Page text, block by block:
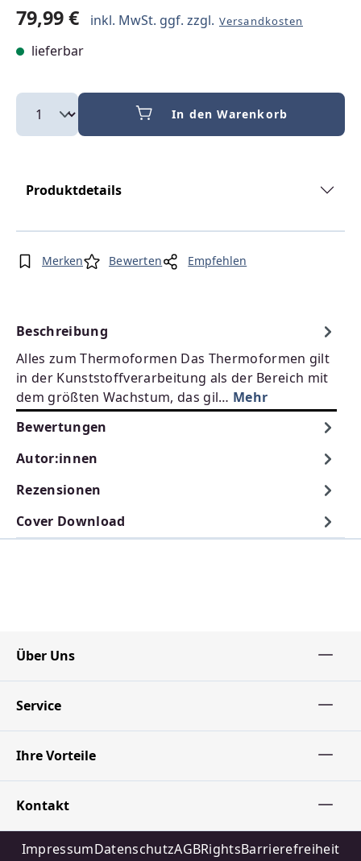
79,99 € inkl. MwSt. ggf. zzgl. Versandkosten
lieferbar
In den Warenkorb
Produktdetails
Merken Bewerten Empfehlen
Beschreibung
Alles zum Thermoformen Das Thermoformen gilt
in der Kunststoffverarbeitung als der Bereich mit
dem größten Wachstum, das gil… Mehr
Bewertungen
Autor:innen
Rezensionen
Cover Download
Über Uns
Service
Ihre Vorteile
Kontakt
ImpressumDatenschutzAGBRightsBarrierefreiheit